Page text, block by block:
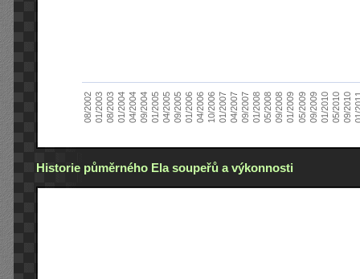
08/200201/200308/200301/200404/200409/200401/200504/200509/200501/200604/200610/200601/200704/200709/200701/200805/200809/200801/200905/200909/200901/201005/201009/2010
Historie půměrného Ela soupeřů a výkonnosti